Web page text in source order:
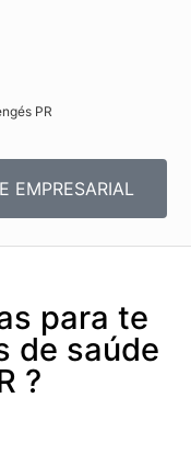
PR​
EMPRESARIAL
para te
de saúde
?